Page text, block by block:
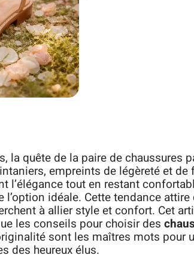
la quête de la paire de chaussures
empreints de légèreté et de
l’élégance tout en restant
l’option idéale. Cette tendance attire
à allier style et confort. Cet
les conseils pour choisir des
sont les maîtres mots pour
des heureux élus.